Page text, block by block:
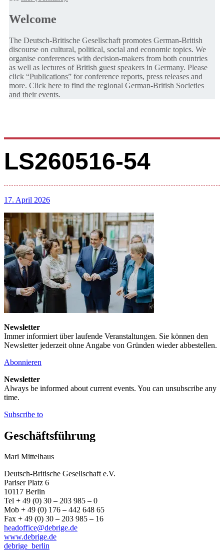
Welcome
The Deutsch-Britische Gesellschaft promotes German-British
discourse on cultural, political, social and economic topics. We
organise conferences with decision-makers from both countries
as well as lectures of British guest speakers in Germany. Please
click “Publications” for conference reports, press releases and
more. Click here to find the regional German-British Societies
and their events.
LS260516-54
17. April 2026
Newsletter
Immer informiert über laufende Veranstaltungen. Sie können den
Newsletter jederzeit ohne Angabe von Gründen wieder abbestellen.
Abonnieren
Newsletter
Always be informed about current events. You can unsubscribe any
time.
Subscribe to
Geschäftsführung
Mari Mittelhaus
Deutsch-Britische Gesellschaft e.V.
Pariser Platz 6
10117 Berlin
Tel + 49 (0) 30 – 203 985 – 0
Mob + 49 (0) 176 – 442 648 65
Fax + 49 (0) 30 – 203 985 – 16
headoffice@debrige.de
www.debrige.de
debrige_berlin